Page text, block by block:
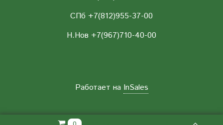
СПб +7(812)955-37-00
Н.Нов +7(967)710-40-00
Работает на InSales